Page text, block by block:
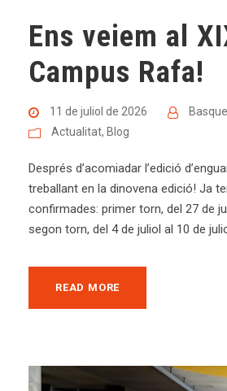
Ens veiem al
Campus Rafa!
11 de juliol de 2026
Actualitat, Blog
Després d’acomiadar l’edició
treballant en la dinovena edició! Ja
confirmades: primer torn, del 27 de
segon torn, del 4 de juliol al 10 de
READ MORE